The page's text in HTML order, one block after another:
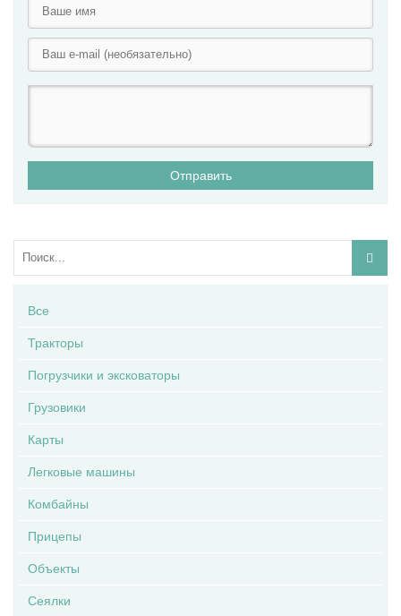
Отправить
Все
Тракторы
Погрузчики и эксковаторы
Грузовики
Карты
Легковые машины
Комбайны
Прицепы
Объекты
Сеялки